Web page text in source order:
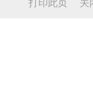
打印此页 关